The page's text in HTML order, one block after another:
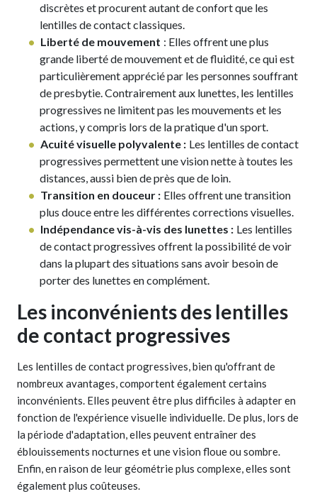
discrètes et procurent autant de confort que les
lentilles de contact classiques.
Liberté de mouvement : Elles offrent une plus
grande liberté de mouvement et de fluidité, ce qui est
particulièrement apprécié par les personnes souffrant
de presbytie. Contrairement aux lunettes, les lentilles
progressives ne limitent pas les mouvements et les
actions, y compris lors de la pratique d'un sport.
Acuité visuelle polyvalente : Les lentilles de contact
progressives permettent une vision nette à toutes les
distances, aussi bien de près que de loin.
Transition en douceur : Elles offrent une transition
plus douce entre les différentes corrections visuelles.
Indépendance vis-à-vis des lunettes : Les lentilles
de contact progressives offrent la possibilité de voir
dans la plupart des situations sans avoir besoin de
porter des lunettes en complément.
Les inconvénients des lentilles
de contact progressives
Les lentilles de contact progressives, bien qu'offrant de
nombreux avantages, comportent également certains
inconvénients. Elles peuvent être plus difficiles à adapter en
fonction de l'expérience visuelle individuelle. De plus, lors de
la période d'adaptation, elles peuvent entraîner des
éblouissements nocturnes et une vision floue ou sombre.
Enfin, en raison de leur géométrie plus complexe, elles sont
également plus coûteuses.